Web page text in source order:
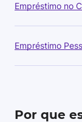
Empréstimo no
Empréstimo
Por que